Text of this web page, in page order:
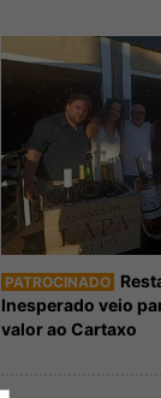
PATROCINADO
Inesperado veio
valor ao Cartaxo